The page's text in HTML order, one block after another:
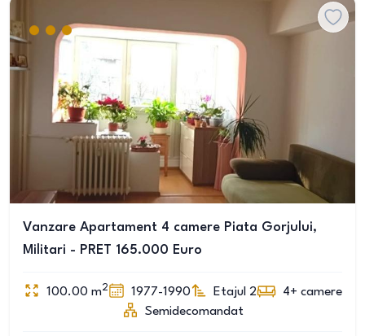
Vanzare Apartament 4 camere Piata Gorjului,
Militari - PRET 165.000 Euro
100.00 m2 1977-1990 Etajul 2 4+ camere
Semidecomandat